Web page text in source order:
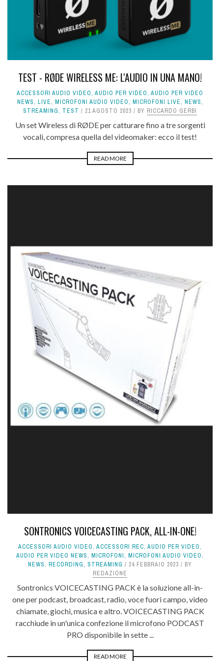
TEST - RØDE WIRELESS ME: L'AUDIO IN UNA MANO!
ACCESSORI AUDIO VIDEO, AUDIO PER VIDEO, AUDIO PER VIDEO
NEWS, LIVE, MICROFONI AUDIO VIDEO, MICROFONI LIVE, NEWS,
STREAMING, TEST 21 AGOSTO 2023 BY RICCARDO GERBI
Un set Wireless di RØDE per catturare fino a tre sorgenti
vocali, compresa quella del videomaker: ecco il test!
READ MORE
SONTRONICS VOICECASTING PACK, ALL-IN-ONE!
ACCESSORI AUDIO VIDEO, ACCESSORI REC, AUDIO PER VIDEO,
AUDIO PER VIDEO NEWS, MICROFONI, MICROFONI AUDIO VIDEO,
NEWS, RECORDING, STREAMING 24 FEBBRAIO 2023
BY
REDAZIONE
Sontronics VOICECASTING PACK è la soluzione all-in-
one per podcast, broadcast, radio, voce fuori campo, video
chiamate, giochi, musica e altro. VOICECASTING PACK
racchiude in un'unica confezione il microfono PODCAST
PRO disponibile in sette ...
READ MORE